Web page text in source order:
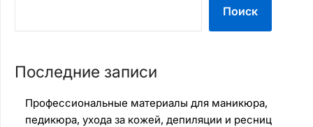
Поиск
Последние записи
Профессиональные материалы для маникюра,
педикюра, ухода за кожей, депиляции и ресниц